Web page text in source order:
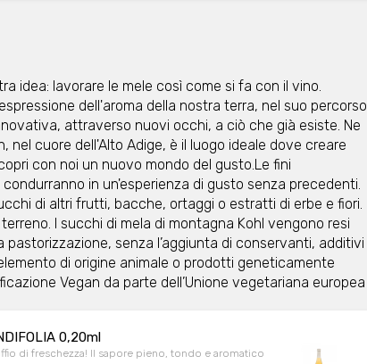
idea: lavorare le mele così come si fa con il vino.
dell'aroma della nostra terra, nel suo percorso
attraverso nuovi occhi, a ciò che già esiste. Ne
nel cuore dell'Alto Adige, è il luogo ideale dove creare
con noi un nuovo mondo del gusto.Le fini
in un'esperienza di gusto senza precedenti.
di altri frutti, bacche, ortaggi o estratti di erbe e fiori.
I succhi di mela di montagna Kohl vengono resi
senza l’aggiunta di conservanti, additivi
di origine animale o prodotti geneticamente
Vegan da parte dell’Unione vegetariana europea
0,20ml
di freschezza! Il sapore pieno, tondo e aromatico